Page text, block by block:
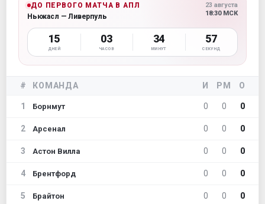
ДО ПЕРВОГО МАТЧА В АПЛ
Ньюкасл — Ливерпуль
23 августа
18:30 МСК
15
ДНЕЙ
03
ЧАСОВ
34
МИНУТ
56
СЕКУНД
# КОМАНДА И РМ О
1 Борнмут 0 0 0
2 Арсенал 0 0 0
3 Астон Вилла 0 0 0
4 Брентфорд 0 0 0
5 Брайтон 0 0 0